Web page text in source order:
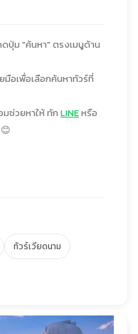
ปุ่ม "ค้นหา" ตรงเมนูด้าน
อเพื่อเลือกค้นหาทัวร์ที่
มช่วยหาให้ ทัก LINEหรือ
ทัวร์เวียดนาม